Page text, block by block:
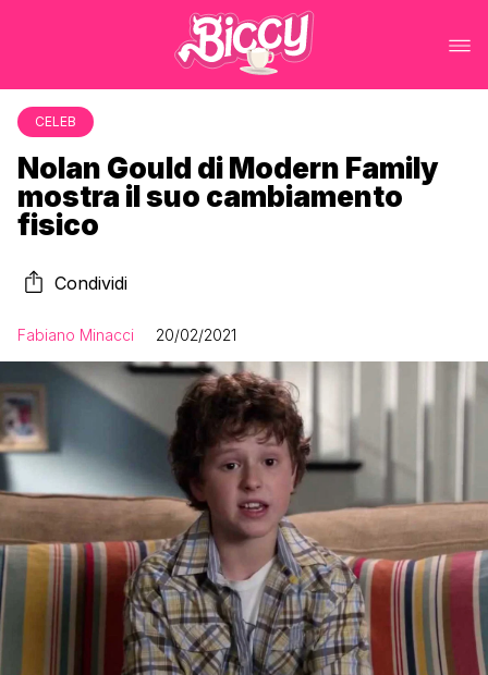
CELEB
Nolan Gould di Modern Family
mostra il suo cambiamento
fisico
Condividi
Fabiano Minacci 20/02/2021